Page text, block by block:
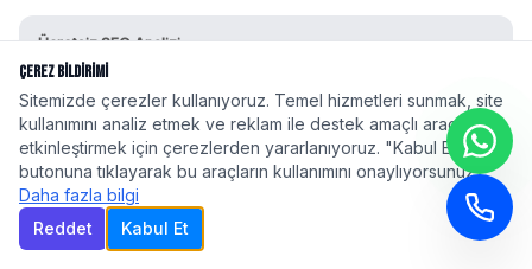
Ücretsiz SEO Analizi
Sitenizin SEO skorunu öğrenin
Hemen Başla
©2026seoadspro.com - Profesyonel SEO Ajansı. Tüm hakları saklıdır.
Çerez Bildirimi
Sitemizde çerezler kullanıyoruz. Temel hizmetleri sunmak, site
kullanımını analiz etmek ve reklam ile destek amaçlı araçları
etkinleştirmek için çerezlerden yararlanıyoruz. "Kabul Et"
butonuna tıklayarak bu araçların kullanımını onaylıyorsunuz.
Daha fazla bilgi
Reddet
Kabul Et